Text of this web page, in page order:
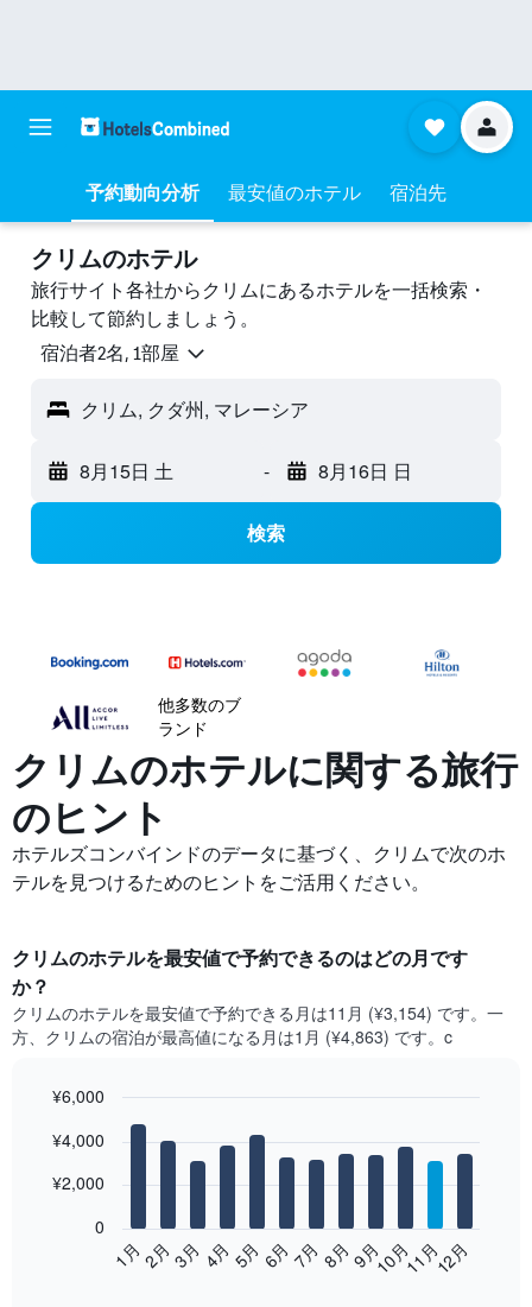
予約動向分析 最安値のホテル 宿泊先
クリムのホテル
旅行サイト各社からクリムにあるホテルを一括検索・
比較して節約しましょう。
宿泊者2名, 1​部屋
クリム, クダ州, マレーシア
8月15日 土 - 8月16日 日
検索
他多数のブ
ランド
クリムの​ホテルに関する旅行
のヒント
ホテルズコンバインドのデータに基づく、クリムで次のホ
テルを見つけるためのヒントをご活用ください。
クリム​のホテルを最安値で予約できるのはどの月です
か？
クリム​の​ホテルを最安値で予約できる月は11月 (¥3,154) です。一
方、クリム​の​宿泊が最高値になる月は1月​ (¥4,863) です。c
chart
12
bars.
graphic.
1月2月3月 4月 5月 6月7月 8月9月10月11月12月
0
¥2,000
¥4,000
¥6,000